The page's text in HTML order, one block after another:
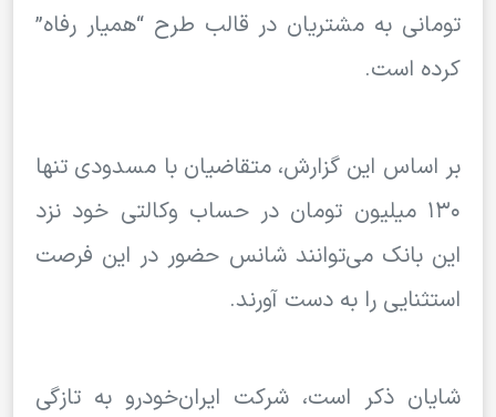
تومانی به مشتریان در قالب طرح “همیار رفاه”
کرده است.
بر اساس این گزارش، متقاضیان با مسدودی تنها
۱۳۰ میلیون تومان در حساب وکالتی خود نزد
این بانک می‌توانند شانس حضور در این فرصت
استثنایی را به دست آورند.
شایان ذکر است، شرکت ایران‌خودرو به تازگی